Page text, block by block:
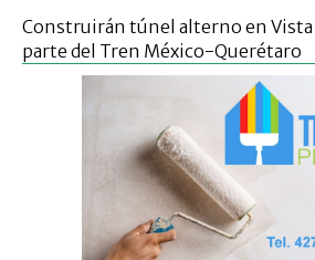
Construirán túnel alterno en
parte del Tren México-Querétaro